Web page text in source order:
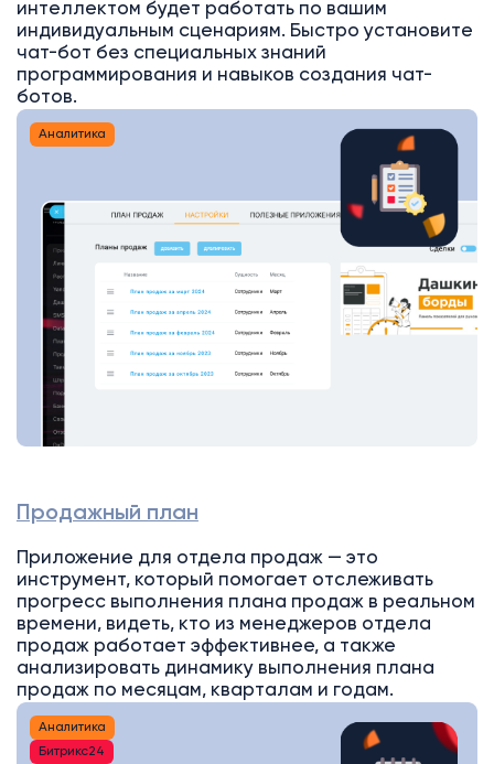
интеллектом будет работать по вашим
индивидуальным сценариям. Быстро установите
чат-бот без специальных знаний
программирования и навыков создания чат-
ботов.
Аналитика
Продажный план
Приложение для отдела продаж — это
инструмент, который помогает отслеживать
прогресс выполнения плана продаж в реальном
времени, видеть, кто из менеджеров отдела
продаж работает эффективнее, а также
анализировать динамику выполнения плана
продаж по месяцам, кварталам и годам.
Аналитика
Битрикс24